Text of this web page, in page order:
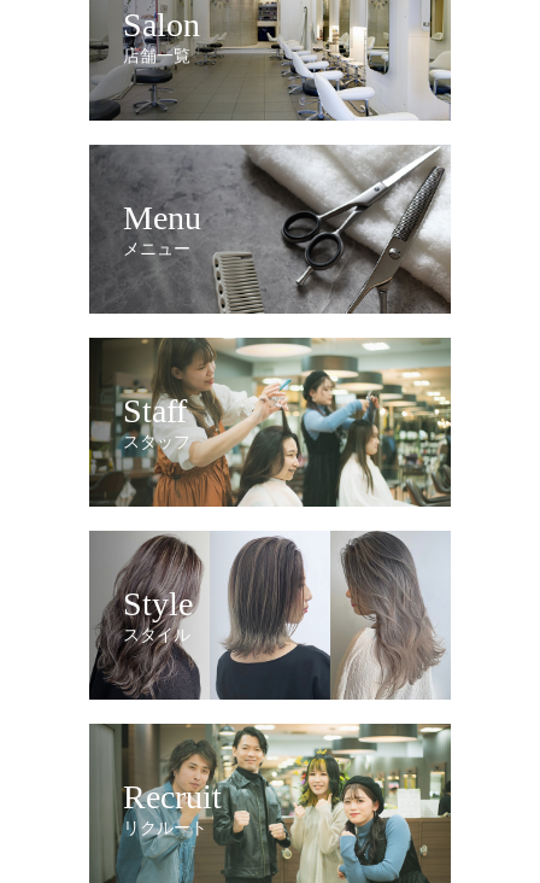
Salon
店舗一覧
Menu
メニュー
Staff
スタッフ
Style
スタイル
Recruit
リクルート